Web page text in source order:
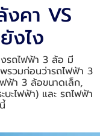
คา VS
งไง
งรถไฟฟ้า 3 ล้อ มี
รวมก่อนว่ารถไฟฟ้า 3
ฟ้า 3 ล้อขนาดเล็ก,
ะไฟฟ้า) และ รถไฟฟ้า